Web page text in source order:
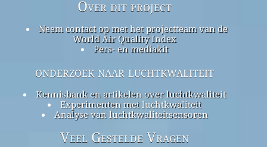
Over dit project
Neem contact op met het projectteam van de
World Air Quality Index
Pers- en mediakit
onderzoek naar luchtkwaliteit
Kennisbank en artikelen over luchtkwaliteit
Experimenten met luchtkwaliteit
Analyse van luchtkwaliteitsensoren
Veel Gestelde Vragen